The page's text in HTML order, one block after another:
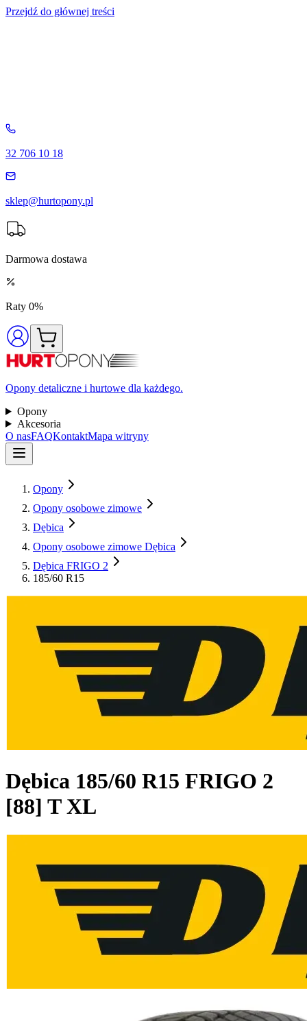
Przejdź do głównej treści
32 706 10 18
sklep@hurtopony.pl
Darmowa dostawa
Raty 0%
Opony detaliczne i hurtowe dla każdego.
Opony
Akcesoria
O nasFAQKontaktMapa witryny
Opony
Opony osobowe zimowe
Dębica
Opony osobowe zimowe Dębica
Dębica FRIGO 2
185/60 R15
Dębica 185/60 R15 FRIGO 2
[88] T XL